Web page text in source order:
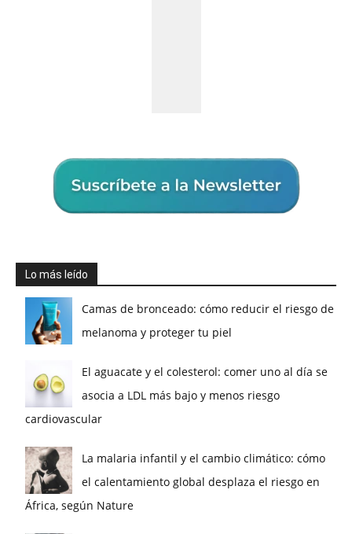
Lo más leído
Camas de bronceado: cómo reducir el riesgo de
melanoma y proteger tu piel
El aguacate y el colesterol: comer uno al día se
asocia a LDL más bajo y menos riesgo
cardiovascular
La malaria infantil y el cambio climático: cómo
el calentamiento global desplaza el riesgo en
África, según Nature